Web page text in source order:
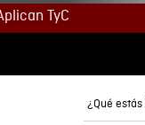
TyC
¿Qué